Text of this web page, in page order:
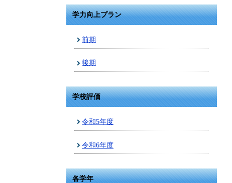
学力向上プラン
前期
後期
学校評価
令和5年度
令和6年度
各学年